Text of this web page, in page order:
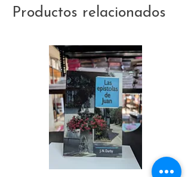
Productos relacionados